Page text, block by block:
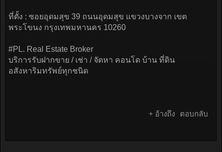
ที่ตั้ง : ซอยอุดมสุข 39 ถนนอุดมสุข แขวงบางจาก เขต
พระโขนง กรุงเทพมหานคร 10260
#PL. Real Estate Broker
บริการรับฝากขาย / เช่า / จัดหา คอนโด บ้าน ที่ดิน
อสังหาริมทรัพย์ทุกชนิด
+ อ้างถึง ตอบกลับ